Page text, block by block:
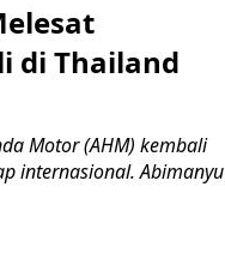
di Thailand
Motor (AHM) kembali
internasional. Abimanyu